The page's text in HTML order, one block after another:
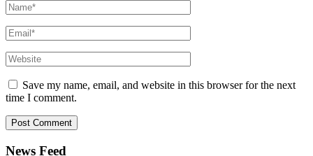
Save my name, email, and website in this browser for the next
time I comment.
News Feed